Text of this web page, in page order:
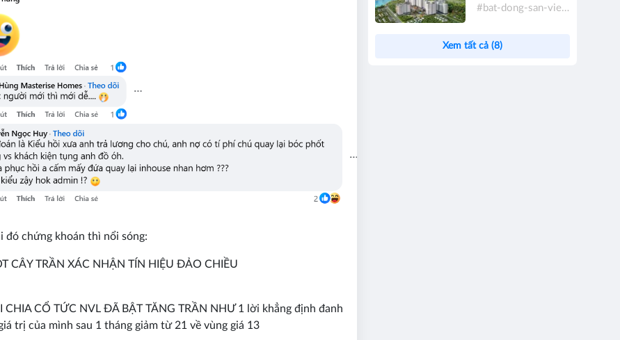
đó chứng khoán thì nổi sóng:
CÂY TRẦN XÁC NHẬN TÍN HIỆU ĐẢO CHIỀU
CHIA CỔ TỨC NVL ĐÃ BẬT TĂNG TRẦN NHƯ 1 lời khẳng định đanh
trị của mình sau 1 tháng giảm từ 21 về vùng giá 13
#bat-dong-san-viet-nam
Xem tất cả (8)